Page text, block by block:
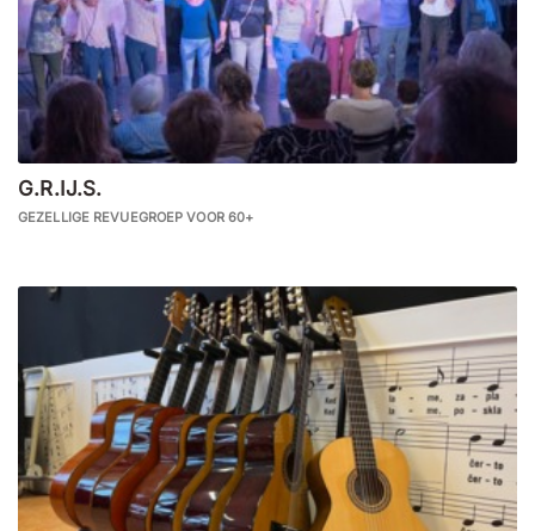
G.R.IJ.S.
GEZELLIGE REVUEGROEP VOOR 60+